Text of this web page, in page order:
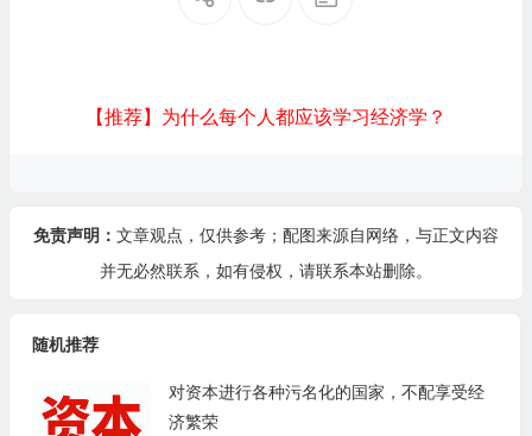
【推荐】为什么每个人都应该学习经济学？
免责声明： 文章观点，仅供参考；配图来源自网络，与正文内容
并无必然联系，如有侵权，请联系本站删除。
随机推荐
对资本进行各种污名化的国家，不配享受经
济繁荣